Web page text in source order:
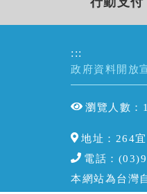
:::
政府資料開放
瀏覽人數
地址：264
電話：
本網站為台灣